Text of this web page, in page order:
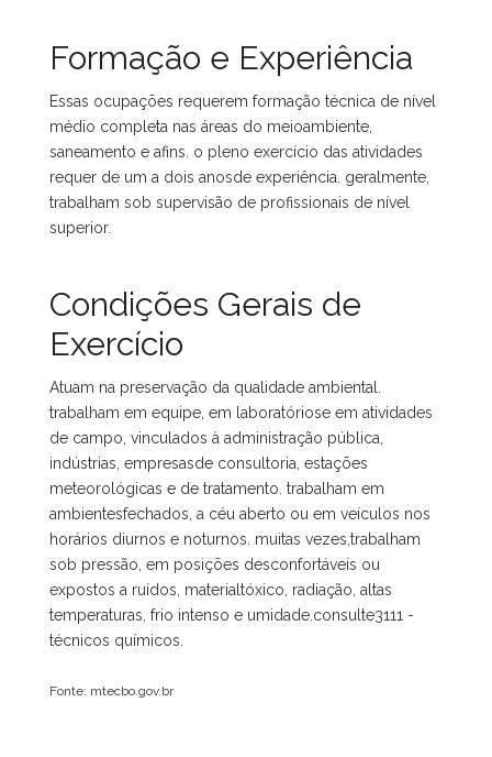
Formação e Experiência
Essas ocupações requerem formação técnica de nível
médio completa nas áreas do meioambiente,
saneamento e afins. o pleno exercício das atividades
requer de um a dois anosde experiência. geralmente,
trabalham sob supervisão de profissionais de nível
superior.
Condições Gerais de
Exercício
Atuam na preservação da qualidade ambiental.
trabalham em equipe, em laboratóriose em atividades
de campo, vinculados à administração pública,
indústrias, empresasde consultoria, estações
meteorológicas e de tratamento. trabalham em
ambientesfechados, a céu aberto ou em veículos nos
horários diurnos e noturnos. muitas vezes,trabalham
sob pressão, em posições desconfortáveis ou
expostos a ruídos, materialtóxico, radiação, altas
temperaturas, frio intenso e umidade.consulte3111 -
técnicos químicos.
Fonte: mtecbo.gov.br